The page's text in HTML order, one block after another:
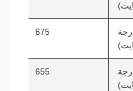
مئوية (600 درجة
675
مئوية (800 درجة
655